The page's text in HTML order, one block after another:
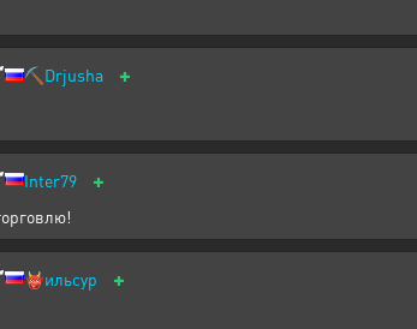
⛏️ Drjusha +
Inter79 +
👹ильсур +